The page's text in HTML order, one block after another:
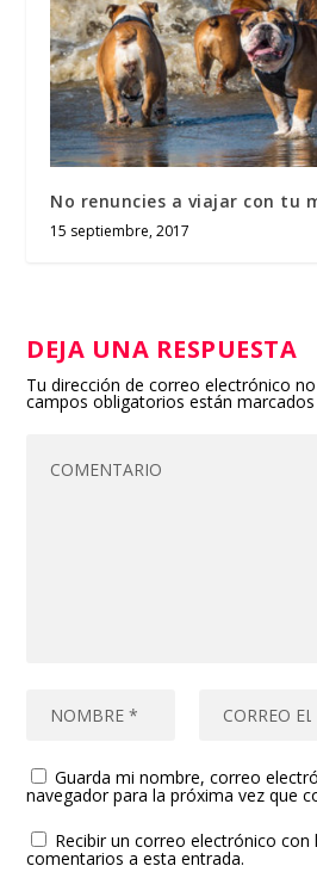
No renuncies a viajar con tu
15 septiembre, 2017
DEJA UNA RESPUESTA
Tu dirección de correo electrónico
campos obligatorios están
Guarda mi nombre, correo
navegador para la próxima vez que
Recibir un correo electrónico con
comentarios a esta entrada.